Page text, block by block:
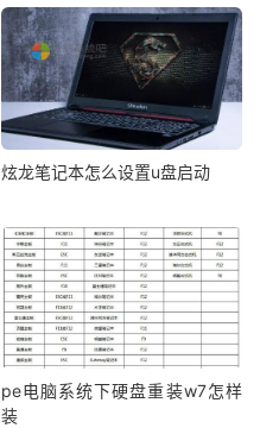
炫龙笔记本怎么设置u盘启动
pe电脑系统下硬盘重装w7怎样
装